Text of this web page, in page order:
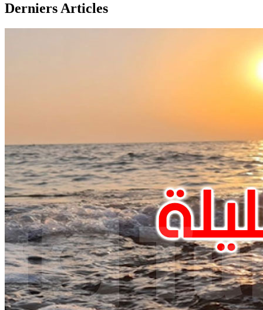
Derniers Articles